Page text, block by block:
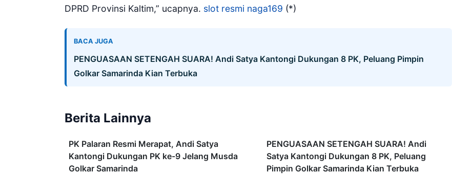
DPRD Provinsi Kaltim,” ucapnya. slot resmi naga169 (*)
BACA JUGA
PENGUASAAN SETENGAH SUARA! Andi Satya Kantongi Dukungan 8 PK, Peluang Pimpin
Golkar Samarinda Kian Terbuka
Berita Lainnya
PK Palaran Resmi Merapat, Andi Satya
Kantongi Dukungan PK ke-9 Jelang Musda
Golkar Samarinda
PENGUASAAN SETENGAH SUARA! Andi
Satya Kantongi Dukungan 8 PK, Peluang
Pimpin Golkar Samarinda Kian Terbuka